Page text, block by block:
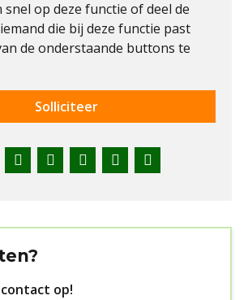
snel op deze functie of deel de
die bij deze functie past
de onderstaande buttons te
FacebookTwitterLinkedInPinterestWhatsApp
Solliciteer
op!